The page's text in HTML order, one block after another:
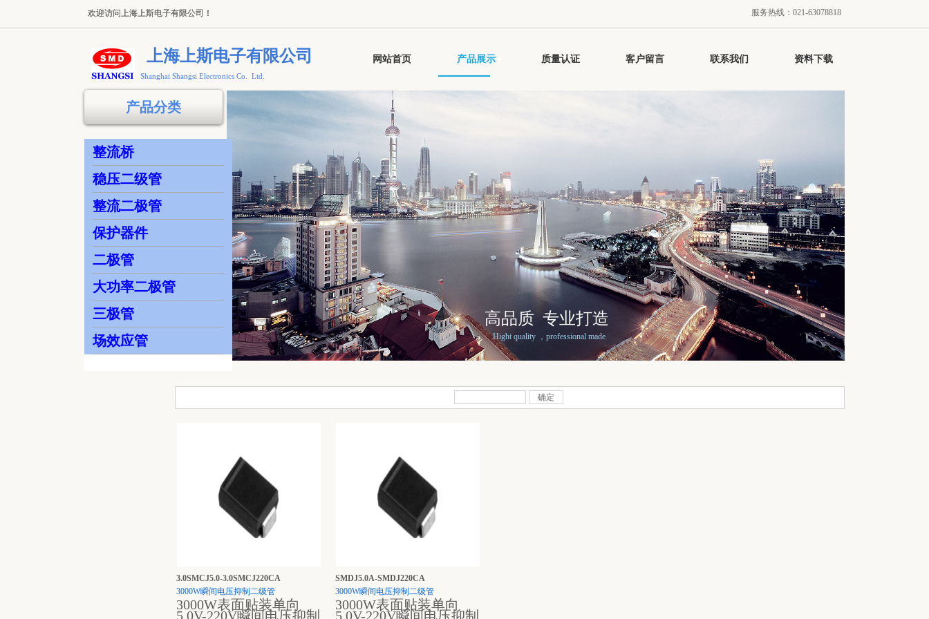
服务热线：021-63078818
欢迎访问上海上斯电子有限公司！
欢迎访问上海上斯电子有限公司！
网站首页 产品展示 质量认证 客户留言 联系我们 资料下载
上海上斯电子有限公司
Shanghai Shangsi Electronics Co. Ltd.
产品分类
整流桥
稳压二级管
整流二极管
保护器件
二极管
大功率二极管
三极管
场效应管
高品质 专业打造
Hight quality ，professional made
确定
3.0SMCJ5.0-3.0SMCJ220CA
3000W瞬间电压抑制二级管
3000W表面贴装单向
5.0V-220V瞬间电压抑制
SMDJ5.0A-SMDJ220CA
3000W瞬间电压抑制二级管
3000W表面贴装单向
5.0V-220V瞬间电压抑制